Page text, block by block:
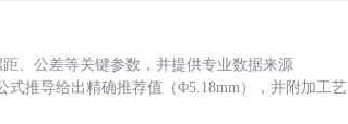
、公差等关键参数，并提供专业数据来源
式推导给出精确推荐值（Φ5.18mm），并附加工艺